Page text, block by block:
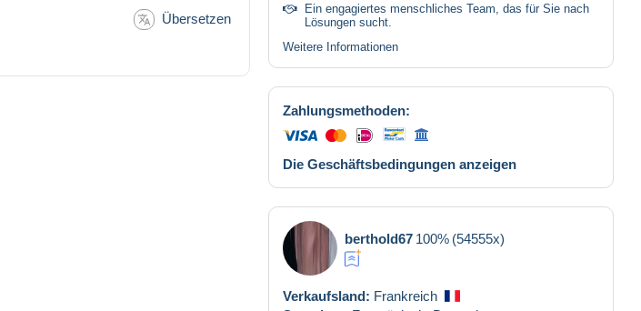
Übersetzen
Ein engagiertes menschliches Team, das für Sie nach
Lösungen sucht.
Weitere Informationen
Zahlungsmethoden:
Die Geschäftsbedingungen anzeigen
berthold67 100% (54555x)
Verkaufsland: Frankreich